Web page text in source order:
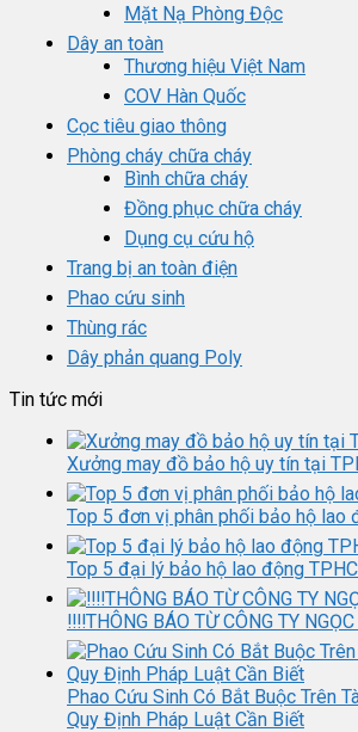
Mặt Nạ Phòng Độc
Dây an toàn
Thương hiệu Việt Nam
COV Hàn Quốc
Cọc tiêu giao thông
Phòng cháy chữa cháy
Bình chữa cháy
Đồng phục chữa cháy
Dụng cụ cứu hộ
Trang bị an toàn điện
Phao cứu sinh
Thùng rác
Dây phản quang Poly
Tin tức mới
Xưởng may đồ bảo hộ uy tín tại
Top 5 đơn vị phân phối bảo hộ lao
Top 5 đại lý bảo hộ lao động
‼️‼️THÔNG BÁO TỪ CÔNG TY
Phao Cứu Sinh Có Bắt Buộc Trên
Quy Định Pháp Luật Cần Biết